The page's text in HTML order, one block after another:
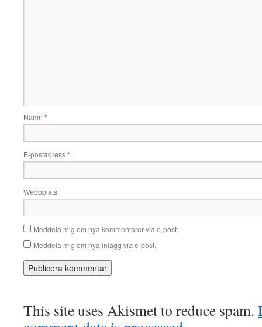
Namn *
E-postadress*
Webbplats
Meddela mig om nya kommentarer via e-post.
Meddela mig om nya inlägg via e-post.
This site uses Akismet to reduce spam.